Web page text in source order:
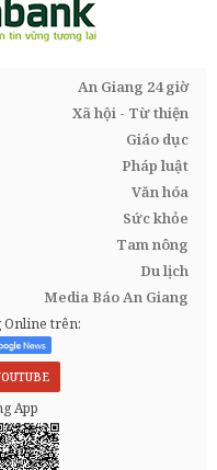
An Giang 24 giờ
Xã hội - Từ thiện
Giáo dục
Pháp luật
Văn hóa
Sức khỏe
Tam nông
Du lịch
Media Báo An Giang
Online trên:
App